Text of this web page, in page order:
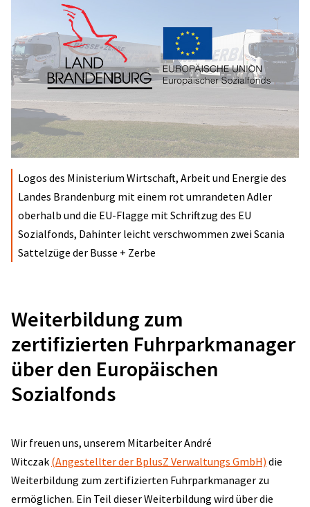
Logos des Ministerium Wirtschaft, Arbeit und Energie des
Landes Brandenburg mit einem rot umrandeten Adler
oberhalb und die EU-Flagge mit Schriftzug des EU
Sozialfonds, Dahinter leicht verschwommen zwei Scania
Sattelzüge der Busse + Zerbe
Weiterbildung zum
zertifizierten Fuhrparkmanager
über den Europäischen
Sozialfonds
Wir freuen uns, unserem Mitarbeiter André
Witczak (Angestellter der BplusZ Verwaltungs GmbH) die
Weiterbildung zum zertifizierten Fuhrparkmanager zu
ermöglichen. Ein Teil dieser Weiterbildung wird über die